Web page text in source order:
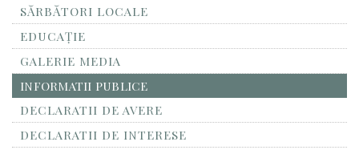
SĂRBĂTORI LOCALE
EDUCAȚIE
GALERIE MEDIA
INFORMATII PUBLICE
DECLARATII DE AVERE
DECLARATII DE INTERESE